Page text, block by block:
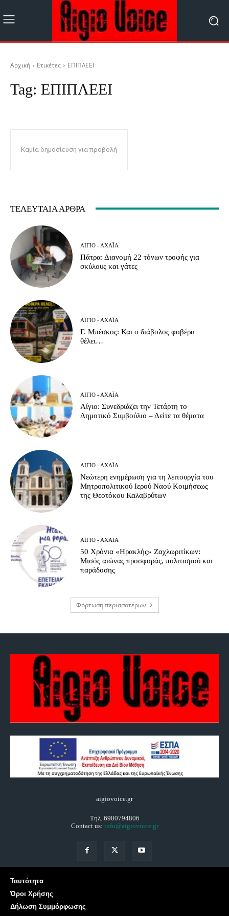
Αρχική Ετικέτες ΕΠΙΠΛΕΕΙ
Tag: ΕΠΙΠΛΕΕΙ
Καμία δημοσίευση για προβολή
ΤΕΛΕΥΤΑΊΑ ΆΡΘΡΑ
ΑΊΓΙΟ - ΑΧΑΪ́Α
Πάτρα: Διανομή 22 τόνων τροφής για
σκύλους και γάτες
ΑΊΓΙΟ - ΑΧΑΪ́Α
Γ. Μπέσκος: Και ο διάβολος φοβέρα
θέλει…
ΑΊΓΙΟ - ΑΧΑΪ́Α
Αίγιο: Συνεδριάζει την Τετάρτη το
Δημοτικό Συμβούλιο – Δείτε τα θέματα
ΑΊΓΙΟ - ΑΧΑΪ́Α
Νεώτερη ενημέρωση για τη λειτουργία του
Μητροπολιτικού Ιερού Ναού Κοιμήσεως
της Θεοτόκου Καλαβρύτων
ΑΊΓΙΟ - ΑΧΑΪ́Α
50 Χρόνια «Ηρακλής» Ζαχλωριτίκων:
Μισός αιώνας προσφοράς, πολιτισμού και
παράδοσης
Φόρτωση περισσοτέρων
aigiovoice.gr
Τηλ. 6980794806
Contact us: info@aigiovoice.gr
Ταυτότητα
Όροι Χρήσης
Δήλωση Συμμόρφωσης